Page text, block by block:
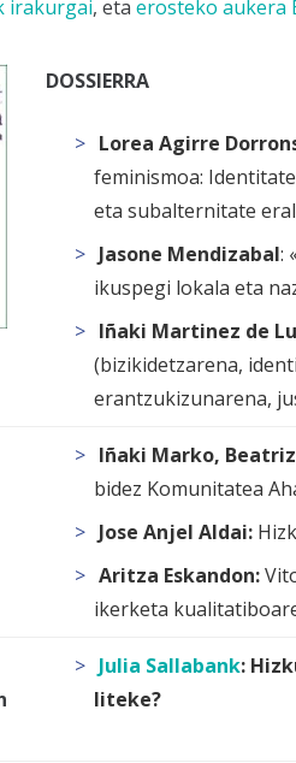
irakurgai, eta erosteko aukera
DOSSIERRA
Lorea Agirre
feminismoa:
eta subalternitate
Jasone Mendizabal:
ikuspegi lokala eta
Iñaki Martinez de
(bizikidetzarena,
erantzukizunarena,
Iñaki Marko,
bidez Komunitatea
Jose Anjel Aldai:
Aritza Eskandon:
ikerketa
Julia Sallabank:
liteke?